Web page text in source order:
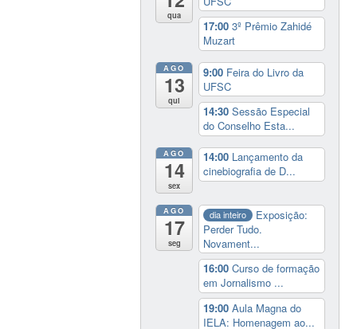
qua
17:003º Prêmio Zahidé
Muzart
AGO
13
qui
9:00 Feira do Livro da
UFSC
14:30Sessão Especial
do Conselho Esta...
AGO
14
sex
14:00 Lançamento da
cinebiografia de D...
AGO
17
seg
dia inteiro
Exposição:
Perder Tudo.
Novament...
16:00Curso de formação
em Jornalismo ...
19:00Aula Magna do
IELA: Homenagem ao...